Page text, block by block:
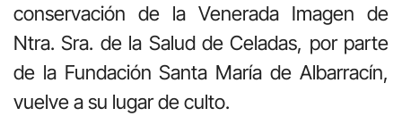
conservación de la Venerada Imagen de
Ntra. Sra. de la Salud de Celadas, por parte
de la Fundación Santa María de Albarracín,
vuelve a su lugar de culto.